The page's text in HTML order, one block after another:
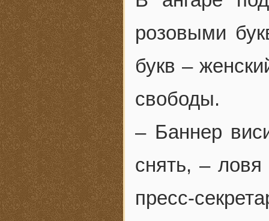
розовыми
букв –
свободы.
– Баннер
снять, – ловя
пресс-